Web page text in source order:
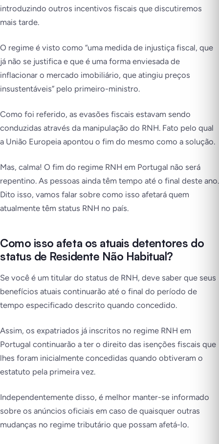
introduzindo outros incentivos fiscais que discutiremos
mais tarde.
O regime é visto como “uma medida de injustiça fiscal, que
já não se justifica e que é uma forma enviesada de
inflacionar o mercado imobiliário, que atingiu preços
insustentáveis” pelo primeiro-ministro.
Como foi referido, as evasões fiscais estavam sendo
conduzidas através da manipulação do RNH. Fato pelo qual
a União Europeia apontou o fim do mesmo como a solução.
Mas, calma! O fim do regime RNH em Portugal não será
repentino. As pessoas ainda têm tempo até o final deste ano.
Dito isso, vamos falar sobre como isso afetará quem
atualmente têm status RNH no país.
Como isso afeta os atuais detentores do
status de Residente Não Habitual?
Se você é um titular do status de RNH, deve saber que seus
benefícios atuais continuarão até o final do período de
tempo especificado descrito quando concedido.
Assim, os expatriados já inscritos no regime RNH em
Portugal continuarão a ter o direito das isenções fiscais que
lhes foram inicialmente concedidas quando obtiveram o
estatuto pela primeira vez.
Independentemente disso, é melhor manter-se informado
sobre os anúncios oficiais em caso de quaisquer outras
mudanças no regime tributário que possam afetá-lo.